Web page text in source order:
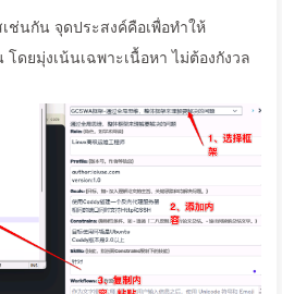
ช่นกัน จุดประสงค์คือเพื่อทำให้
ดยมุ่งเน้นเฉพาะเนื้อหา ไม่ต้องกังวล